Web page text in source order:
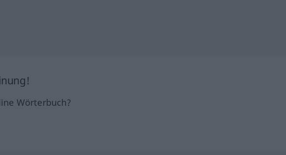
Wörterbuch?